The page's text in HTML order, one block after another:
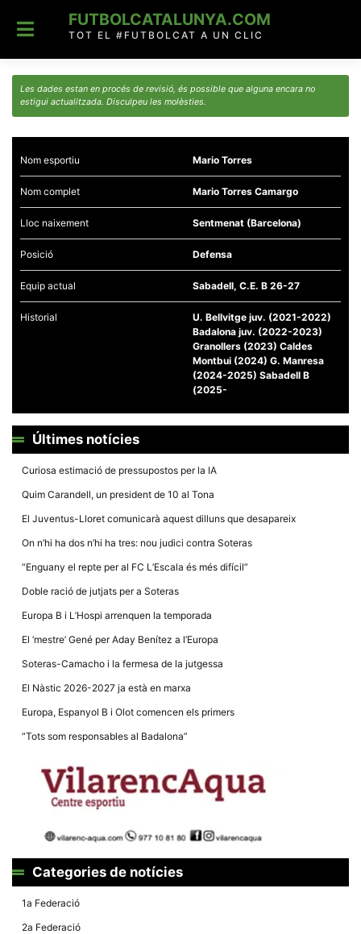
content
FUTBOLCATALUNYA.COM
TOT EL #FUTBOLCAT A UN CLIC
Les dades estan en procés de revisió, és possible que alguna encara no
estigui actualitzada. Disculpeu les molèsties.
Nom esportiu Mario Torres
Nom complet Mario Torres Camargo
Lloc naixement Sentmenat (Barcelona)
Posició Defensa
Equip actual Sabadell, C.E. B 26-27
Historial
U. Bellvitge juv. (2021-2022)
Badalona juv. (2022-2023)
Granollers (2023) Caldes
Montbui (2024) G. Manresa
(2024-2025) Sabadell B
(2025-
Últimes notícies
Curiosa estimació de pressupostos per la IA
Quim Carandell, un president de 10 al Tona
El Juventus-Lloret comunicarà aquest dilluns que desapareix
On n’hi ha dos n’hi ha tres: nou judici contra Soteras
“Enguany el repte per al FC L’Escala és més difícil”
Doble ració de jutjats per a Soteras
Europa B i L’Hospi arrenquen la temporada
El ‘mestre’ Gené per Aday Benítez a l’Europa
Soteras-Camacho i la fermesa de la jutgessa
El Nàstic 2026-2027 ja està en marxa
Europa, Espanyol B i Olot comencen els primers
“Tots som responsables al Badalona”
Categories de notícies
1a Federació
2a Federació
Necessàries
Aquestes
són
són
per al
tècnic de la
Recopilem
estadístiques
per a millorar
Experiència
components
dades en el seu